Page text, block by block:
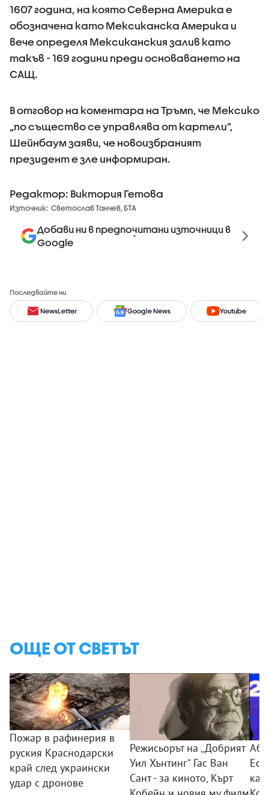
1607 година, на която Северна Америка е
обозначена като Мексиканска Америка и
вече определя Мексиканския залив като
такъв - 169 години преди основаването на
САЩ.
В отговор на коментара на Тръмп, че Мексико
„по същество се управлява от картели”,
Шейнбаум заяви, че новоизбраният
президент е зле информиран.
Редактор: Виктория Гетова
Източник: Светослав Танчев, БТА
Добави ни в предпочитани източници в
Google
Последвайте ни
NewsLetter Google News Youtube
ОЩЕ ОТ СВЕТЪТ
Пожар в рафинерия в
руския Краснодарски
край след украински
удар с дронове
Режисьорът на „Добрият
Уил Хънтинг“ Гас Ван
Сант - за киното, Кърт